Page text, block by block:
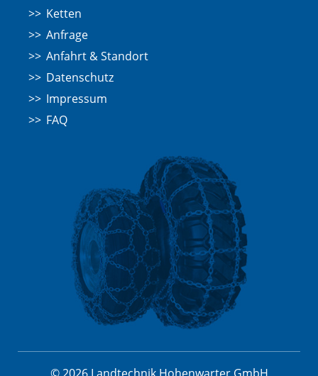
Ketten
Anfrage
Anfahrt & Standort
Datenschutz
Impressum
FAQ